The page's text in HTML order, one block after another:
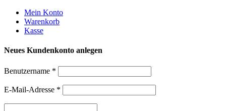
Weiter
zum
Inhalt
Mein Konto
Warenkorb
Kasse
Neues Kundenkonto anlegen
Benutzername *
E-Mail-Adresse *